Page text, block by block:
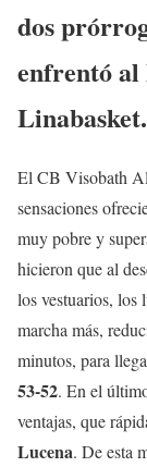
dos
enfrentó
Linabasket.
El CB Visobath
sensaciones
muy pobre y
hicieron que al
los vestuarios, los
marcha más,
minutos, para
53-52. En el
ventajas, que
Lucena. De esta